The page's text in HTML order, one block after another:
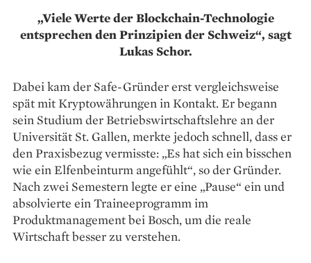
„Viele Werte der Blockchain-Technologie
entsprechen den Prinzipien der Schweiz“, sagt
Lukas Schor.
Dabei kam der Safe-­Gründer erst vergleichsweise
spät mit Krypto­währungen in Kontakt. Er begann
sein Studium der Betriebswirtschaftslehre an der
Universität St. Gallen, merkte jedoch schnell, dass er
den Praxisbezug vermisste: „Es hat sich ein bisschen
wie ein Elfenbeinturm angefühlt“, so der Gründer.
Nach zwei Semestern legte er eine „Pause“ ein und
absolvierte ein Traineeprogramm im
Produktmanagement bei Bosch, um die reale
Wirtschaft besser zu verstehen.